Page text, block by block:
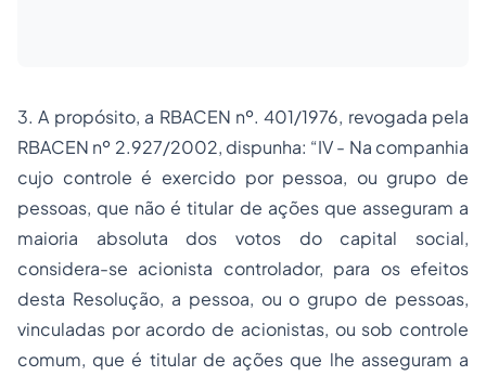
3. A propósito, a RBACEN nº. 401/1976, revogada pela
RBACEN nº 2.927/2002, dispunha: “IV - Na companhia
cujo controle é exercido por pessoa, ou grupo de
pessoas, que não é titular de ações que asseguram a
maioria absoluta dos votos do capital social,
considera-se acionista controlador, para os efeitos
desta Resolução, a pessoa, ou o grupo de pessoas,
vinculadas por acordo de acionistas, ou sob controle
comum, que é titular de ações que lhe asseguram a